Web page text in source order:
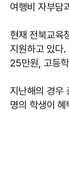
여행비 자부담
현재 전북교육
지원하고 있다
25만원, 고등
지난해의 경
명의 학생이